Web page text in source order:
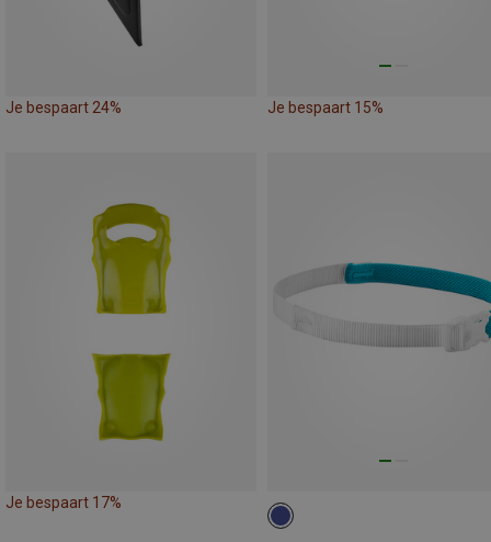
Je bespaart 24% Je bespaart 15%
Je bespaart 17%